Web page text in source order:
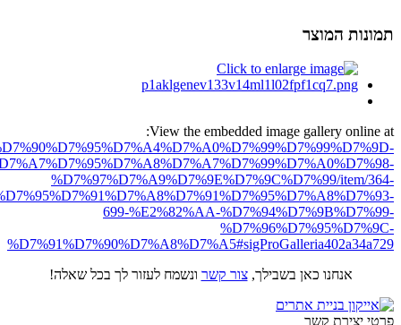
תמונות המוצר
View the embedded image gallery online at:
%D7%97%D7%A9%D7%9E%D7%9C%D7%99/item/364-
699-%E2%82%AA-%D7%94%D7%9B%D7%99-
%D7%96%D7%95%D7%9C-
%D7%91%D7%90%D7%A8%D7%A5#sigProGalleria402a34a729
אנחנו כאן בשבילך,צור קשר ונשמח לעזור לך בכל שאלה!
פרטי יצירת קשר